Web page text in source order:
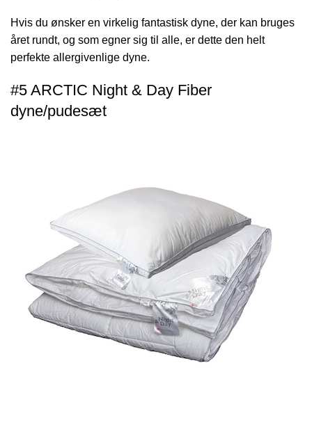
Hvis du ønsker en virkelig fantastisk dyne, der kan bruges
året rundt, og som egner sig til alle, er dette den helt
perfekte allergivenlige dyne.
#5 ARCTIC Night & Day Fiber
dyne/pudesæt